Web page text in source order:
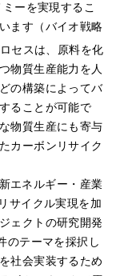
ーを実現するこ
ます（バイオ戦略
セスは、原料を化
物質生産能力を人
の構築によってバ
ることが可能で
物質生産にも寄与
カーボンリサイク
エネルギー・産業
サイクル実現を加
ェクトの研究開発
のテーマを採択し
社会実装するため